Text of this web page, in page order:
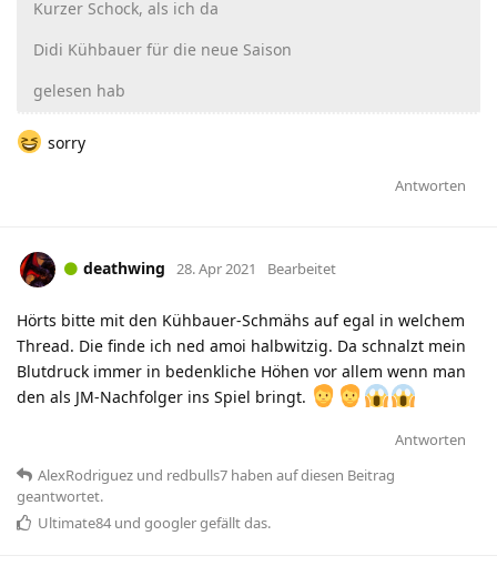
Kurzer Schock, als ich da
Didi Kühbauer für die neue Saison
gelesen hab
sorry
Antworten
deathwing 28. Apr 2021 Bearbeitet
Hörts bitte mit den Kühbauer-Schmähs auf egal in welchem
Thread. Die finde ich ned amoi halbwitzig. Da schnalzt mein
Blutdruck immer in bedenkliche Höhen vor allem wenn man
den als JM-Nachfolger ins Spiel bringt.
Antworten
AlexRodriguez und redbulls7 haben auf diesen Beitrag
geantwortet.
Ultimate84 und googlergefällt das.